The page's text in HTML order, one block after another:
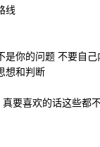
线
你的问题 不要自
想和判断
要喜欢的话这些都